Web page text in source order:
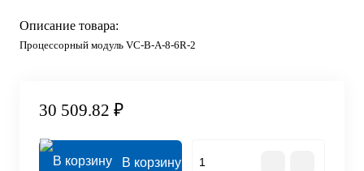
Описание товара:
Процессорный модуль VC-В-A-8-6R-2
30 509.82 ₽
В корзину